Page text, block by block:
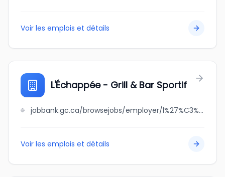
Voir les emplois et détails
L'Échappée - Grill & Bar Sportif
jobbank.gc.ca/browsejobs/employer/l%27%C3%A9chapp%C3%A9e+-+grill+%26+bar+sportif/ca
Voir les emplois et détails